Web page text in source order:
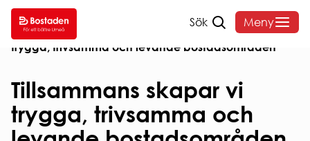
Sök Meny
SÖK
LEDIGT
SÖK
LEDIGT
DITT
BOENDE
HYRA
VANLIGA
FRÅGOR
HEMMAFINT
HUSKURAGE
OM
Hem/Om oss
Tillsammans skapar vi
trygga, trivsamma och levande bostadsområden
Tillsammans skapar vi
trygga, trivsamma och